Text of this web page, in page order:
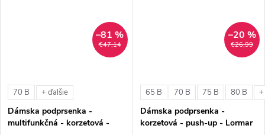
€47,14
–81 %
70 B + ďalšie
Dámska podprsenka -
multifunkčná - korzetová -
€26,99
–20 %
65 B 70 B 75 B 80 B
Dámska podprsenka -
korzetová - push-up - Lormar